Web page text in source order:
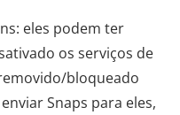
eles podem ter
os serviços de
bloqueado
Snaps para eles,